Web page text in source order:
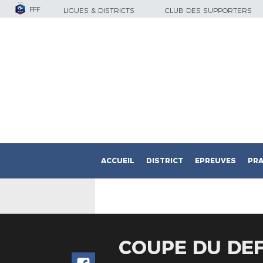
FFF LIGUES & DISTRICTS CLUB DES SUPPORTERS
ACCUEIL DISTRICT EPREUVES
COUPE DU